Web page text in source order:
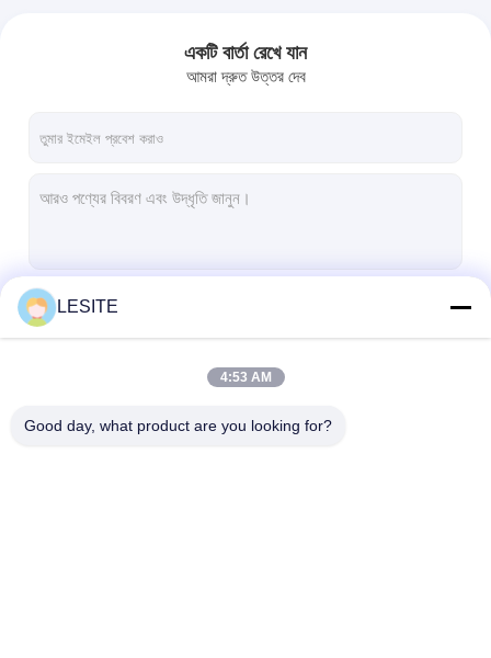
এয়ার ফিল্টার উত্পাদন মেশিন
পকেট ফিল্টার তৈরির মেশিন
ফ্রেম ওয়েল্ডার
অ্যালুমিনিয়াম ব্যাগ ফিল্টার
একটি বার্তা রেখে যান
আমরা দ্রুত উত্তর দেব
LESITE
4:53 AM
Good day, what product are you looking for?